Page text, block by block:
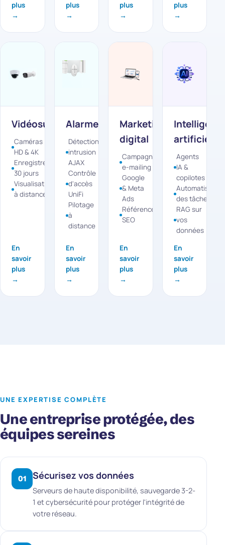
plus
→
plus
→
plus
→
plus
→
Vidéosurveillance
Caméras
HD & 4K
Enregistrement
30 jours
Visualisation
à distance
En
savoir
plus
→
Alarme
Détection
intrusion
AJAX
Contrôle
d'accès
UniFi
Pilotage
à
distance
En
savoir
plus
→
Marketing
digital
Campagnes
e-mailing
Google
& Meta
Ads
Référencement
SEO
En
savoir
plus
→
artificielle
Agents
IA &
copilotes
Automatisation
des tâches
RAG sur
vos
données
En
savoir
plus
→
UNE EXPERTISE COMPLÈTE
Une entreprise protégée, des
équipes sereines
01 Sécurisez vos données
Serveurs de haute disponibilité, sauvegarde 3-2-
1 et cybersécurité pour protéger l'intégrité de
votre réseau.